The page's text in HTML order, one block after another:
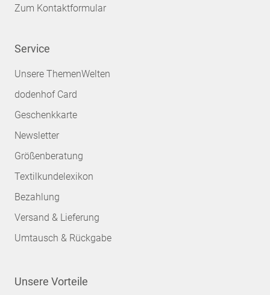
Zum Kontaktformular
Service
Unsere ThemenWelten
dodenhof Card
Geschenkkarte
Newsletter
Größenberatung
Textilkundelexikon
Bezahlung
Versand & Lieferung
Umtausch & Rückgabe
Unsere Vorteile